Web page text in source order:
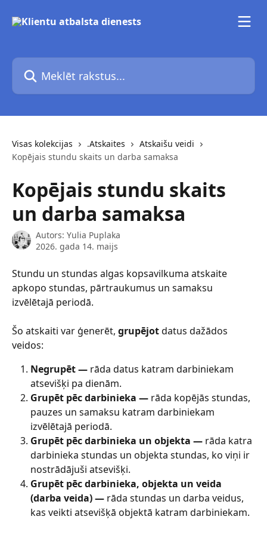
Meklēt rakstus...
Visas kolekcijas .Atskaites
Atskaišu veidi
Kopējais stundu skaits un darba samaksa
Kopējais stundu skaits
un darba samaksa
Autors: Yulia Puplaka
2026. gada 14. maijs
Stundu un stundas algas kopsavilkuma atskaite
apkopo stundas, pārtraukumus un samaksu
izvēlētajā periodā.
Šo atskaiti var ģenerēt, grupējot datus dažādos
veidos:
Negrupēt — rāda datus katram darbiniekam
atsevišķi pa dienām.
Grupēt pēc darbinieka — rāda kopējās stundas,
pauzes un samaksu katram darbiniekam
izvēlētajā periodā.
Grupēt pēc darbinieka un objekta — rāda katra
darbinieka stundas un objekta stundas, ko viņi ir
nostrādājuši atsevišķi.
Grupēt pēc darbinieka, objekta un veida
(darba veida) — rāda stundas un darba veidus,
kas veikti atsevišķā objektā katram darbiniekam.